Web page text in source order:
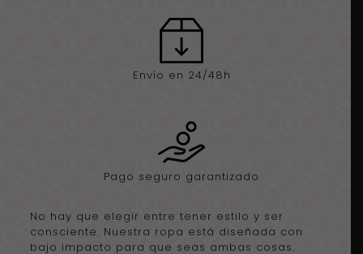
Envío en 24/48h
Pago seguro garantizado
No hay que elegir entre tener estilo y ser
consciente. Nuestra ropa está diseñada con
bajo impacto para que seas ambas cosas.